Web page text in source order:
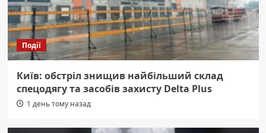
Події
Київ: обстріл знищив найбільший склад
спецодягу та засобів захисту Delta Plus
1 день тому назад